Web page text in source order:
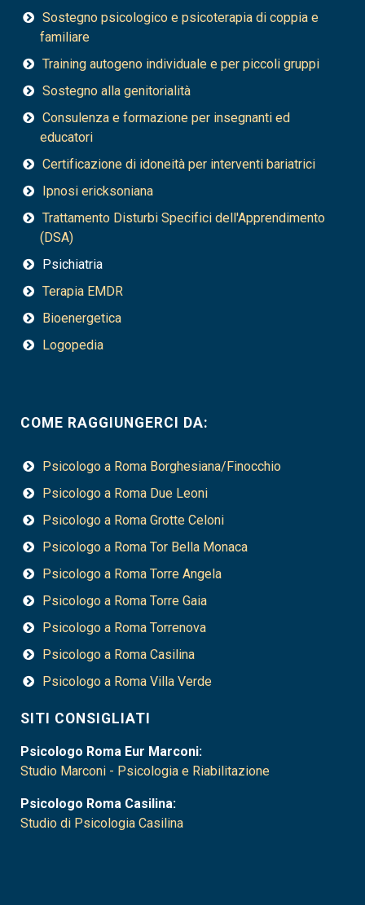
Sostegno psicologico e psicoterapia di coppia e
familiare
Training autogeno individuale e per piccoli gruppi
Sostegno alla genitorialità
Consulenza e formazione per insegnanti ed
educatori
Certificazione di idoneità per interventi bariatrici
Ipnosi ericksoniana
Trattamento Disturbi Specifici dell'Apprendimento
(DSA)
Psichiatria
Terapia EMDR
Bioenergetica
Logopedia
COME RAGGIUNGERCI DA:
Psicologo a Roma Borghesiana/Finocchio
Psicologo a Roma Due Leoni
Psicologo a Roma Grotte Celoni
Psicologo a Roma Tor Bella Monaca
Psicologo a Roma Torre Angela
Psicologo a Roma Torre Gaia
Psicologo a Roma Torrenova
Psicologo a Roma Casilina
Psicologo a Roma Villa Verde
SITI CONSIGLIATI
Psicologo Roma Eur Marconi:
Studio Marconi - Psicologia e Riabilitazione
Psicologo Roma Casilina:
Studio di Psicologia Casilina